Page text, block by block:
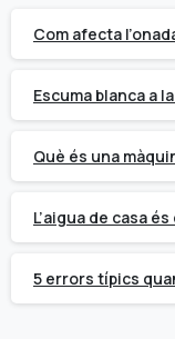
Com afecta
Escuma blanca a
Què és una
L’aigua de casa
5 errors típics